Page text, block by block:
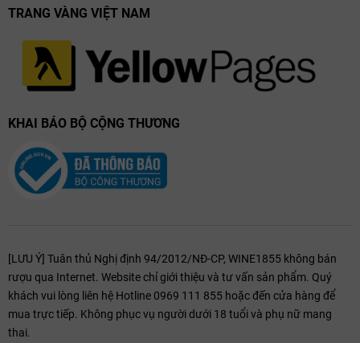
TRANG VÀNG VIỆT NAM
KHAI BÁO BỘ CỘNG THƯƠNG
[LƯU Ý] Tuân thủ Nghị định 94/2012/NĐ-CP, WINE1855 không bán
rượu qua Internet. Website chỉ giới thiệu và tư vấn sản phẩm. Quý
khách vui lòng liên hệ Hotline 0969 111 855 hoặc đến cửa hàng để
mua trực tiếp. Không phục vụ người dưới 18 tuổi và phụ nữ mang
thai.